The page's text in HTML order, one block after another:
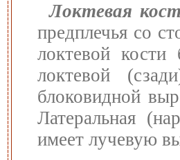
Локтевая
предплечья со
локтевой
локтевой
блоковидной
Латеральная
имеет лучевую